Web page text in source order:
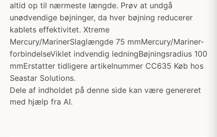
altid op til nærmeste længde. Prøv at undgå
unødvendige bøjninger, da hver bøjning reducerer
kablets effektivitet. Xtreme
Mercury/MarinerSlaglængde 75 mmMercury/Mariner-
forbindelseViklet indvendig ledningBøjningsradius 100
mmErstatter tidligere artikelnummer CC635 Køb hos
Seastar Solutions.
Dele af indholdet på denne side kan være genereret
med hjælp fra AI.